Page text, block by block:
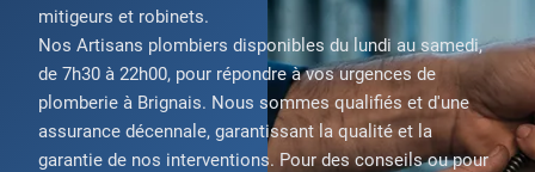
mitigeurs et robinets.
Nos Artisans plombiers disponibles du lundi au samedi,
de 7h30 à 22h00, pour répondre à vos urgences de
plomberie à Brignais. Nous sommes qualifiés et d'une
assurance décennale, garantissant la qualité et la
garantie de nos interventions. Pour des conseils ou pour